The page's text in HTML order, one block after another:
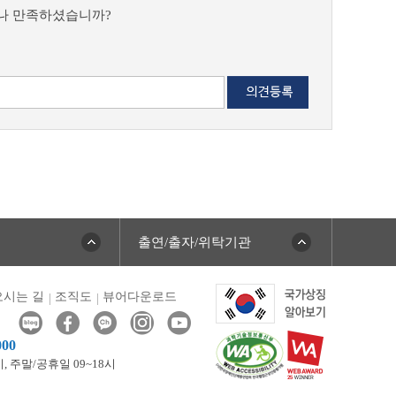
만족하셨습니까?
출연/출자/위탁기관
시는 길 조직도 뷰어다운로드
, 주말/공휴일 09~18시